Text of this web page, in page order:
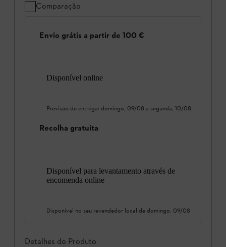
Comparação
Envio grátis a partir de 100 €
Disponível online
Previsão de entrega: domingo, 09/08 a segunda, 10/08
Recolha gratuita
Disponível para levantamento através de
encomenda online
Disponível no seu revendedor local de domingo, 09/08
Detalhes do Produto